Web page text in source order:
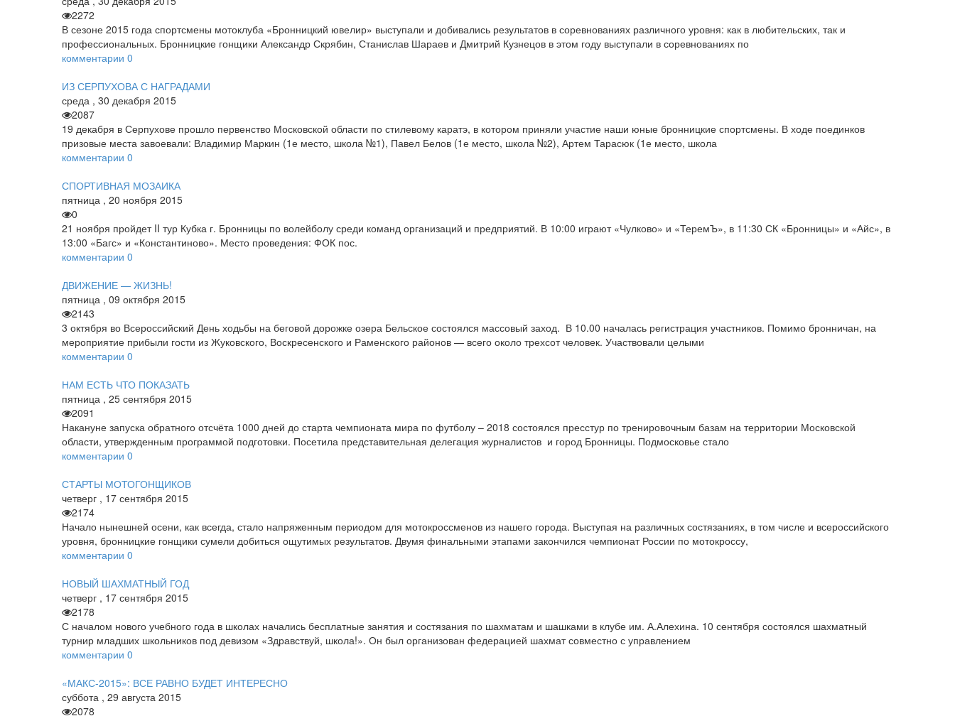
2272
В сезоне 2015 года спортсмены мотоклуба «Бронницкий ювелир» выступали и добивались результатов в соревнованиях различного уровня: как в любительских, так и
профессиональных. Бронницкие гонщики Александр Скрябин, Станислав Шараев и Дмитрий Кузнецов в этом году выступали в соревнованиях по
комментарии 0
ИЗ СЕРПУХОВА С НАГРАДАМИ
среда , 30 декабря 2015
2087
19 декабря в Серпухове прошло первенство Московской области по стилевому каратэ, в котором приняли участие наши юные бронницкие спортсмены. В ходе поединков
призовые места завоевали: Владимир Маркин (1­е место, школа №1), Павел Белов (1­е место, школа №2), Артем Тарасюк (1­е место, школа
комментарии 0
СПОРТИВНАЯ МОЗАИКА
пятница , 20 ноября 2015
0
21 ноября пройдет II тур Кубка г. Бронницы по волейболу среди команд организаций и предприятий. В 10:00 играют «Чулково» и «ТеремЪ», в 11:30 СК «Бронницы» и «Айс», в
13:00 «Багс» и «Константиново». Место проведения: ФОК пос.
комментарии 0
ДВИЖЕНИЕ — ЖИЗНЬ!
пятница , 09 октября 2015
2143
3 октября во Всероссийский День ходьбы на беговой дорожке озера Бельское состоялся массовый заход. В 10.00 началась регистрация участников. Помимо бронничан, на
мероприятие прибыли гости из Жуковского, Воскресенского и Раменского районов — всего около трехсот человек. Участвовали целыми
комментарии 0
НАМ ЕСТЬ ЧТО ПОКАЗАТЬ
пятница , 25 сентября 2015
2091
Накануне запуска обратного отсчёта 1000 дней до старта чемпионата мира по футболу – 2018 состоялся пресс­тур по тренировочным базам на территории Московской
области, утвержденным программой подготовки. Посетила представительная делегация журналистов и город Бронницы. Подмосковье стало
комментарии 0
СТАРТЫ МОТОГОНЩИКОВ
четверг , 17 сентября 2015
2174
Начало нынешней осени, как всегда, стало напряженным периодом для мотокроссменов из нашего города. Выступая на различных состязаниях, в том числе и всероссийского
уровня, бронницкие гонщики сумели добиться ощутимых результатов. Двумя финальными этапами закончился чемпионат России по мотокроссу,
комментарии 0
НОВЫЙ ШАХМАТНЫЙ ГОД
четверг , 17 сентября 2015
2178
С началом нового учебного года в школах начались бесплатные занятия и состязания по шахматам и шашками в клубе им. А.Алехина. 10 сентября состоялся шахматный
турнир младших школьников под девизом «Здравствуй, школа!». Он был организован федерацией шахмат совместно с управлением
комментарии 0
«МАКС-2015»: ВСЕ РАВНО БУДЕТ ИНТЕРЕСНО
суббота , 29 августа 2015
2078